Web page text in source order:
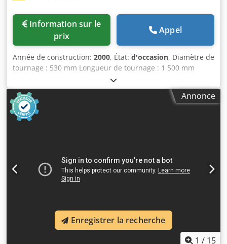
prix
Appel
Année de construction: 2000, État: d'occasion, Diamètre de
tournage : 530 mm Longueur de tournage : 1 500 mm
Commande numérique : Fagor Hauteur entre pointes :
260 mm Diamètre de rotation : 475 mm Diamètre de
rotation sur platine : 530 mm Diamètre de rotation sur
coulisseau : 315 mm Largeur du banc : 350 mm Alésage de
la broche : 80 mm Cône de la broche (intérieur) : MK5
Diamètre de la poupée : 72 mm Course de la poupée :
180 mm Poids de la machine : environ 3,5 t
Encombrement : environ L/l/H 3,50 x 1,50 x 1,80 m
Annonce
1 / 15
Enregistrer la recherche